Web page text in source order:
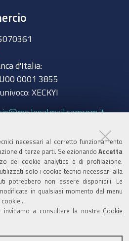
necessari al corretto funzionamento
di terze parti. Selezionando Accetta
dei cookie analytics e di profilazione.
solo i cookie tecnici necessari alla
potrebbero non essere disponibili. Le
in qualsiasi momento dal menu
invitiamo a consultare la nostra Cookie
d'Italia:
0001 3855
XECKYI